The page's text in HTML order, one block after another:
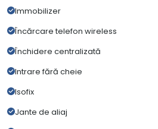
Immobilizer
Încărcare telefon wireless
Închidere centralizată
Intrare fără cheie
Isofix
Jante de aliaj